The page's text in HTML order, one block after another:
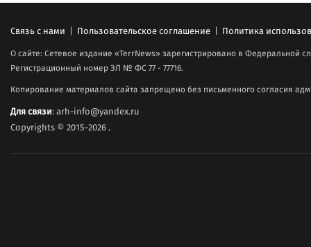
Связь с нами | Пользовательское соглашение | Политика
О сайте: Сетевое издание «TerrNews» зарегистрировано в Федеральной
Регистрационный номер ЭЛ № ФС 77 - 77716.
Копирование материалов сайта запрещено без письменного согласия
Для связи: arh-info@yandex.ru
Copyrights © 2015-2026.